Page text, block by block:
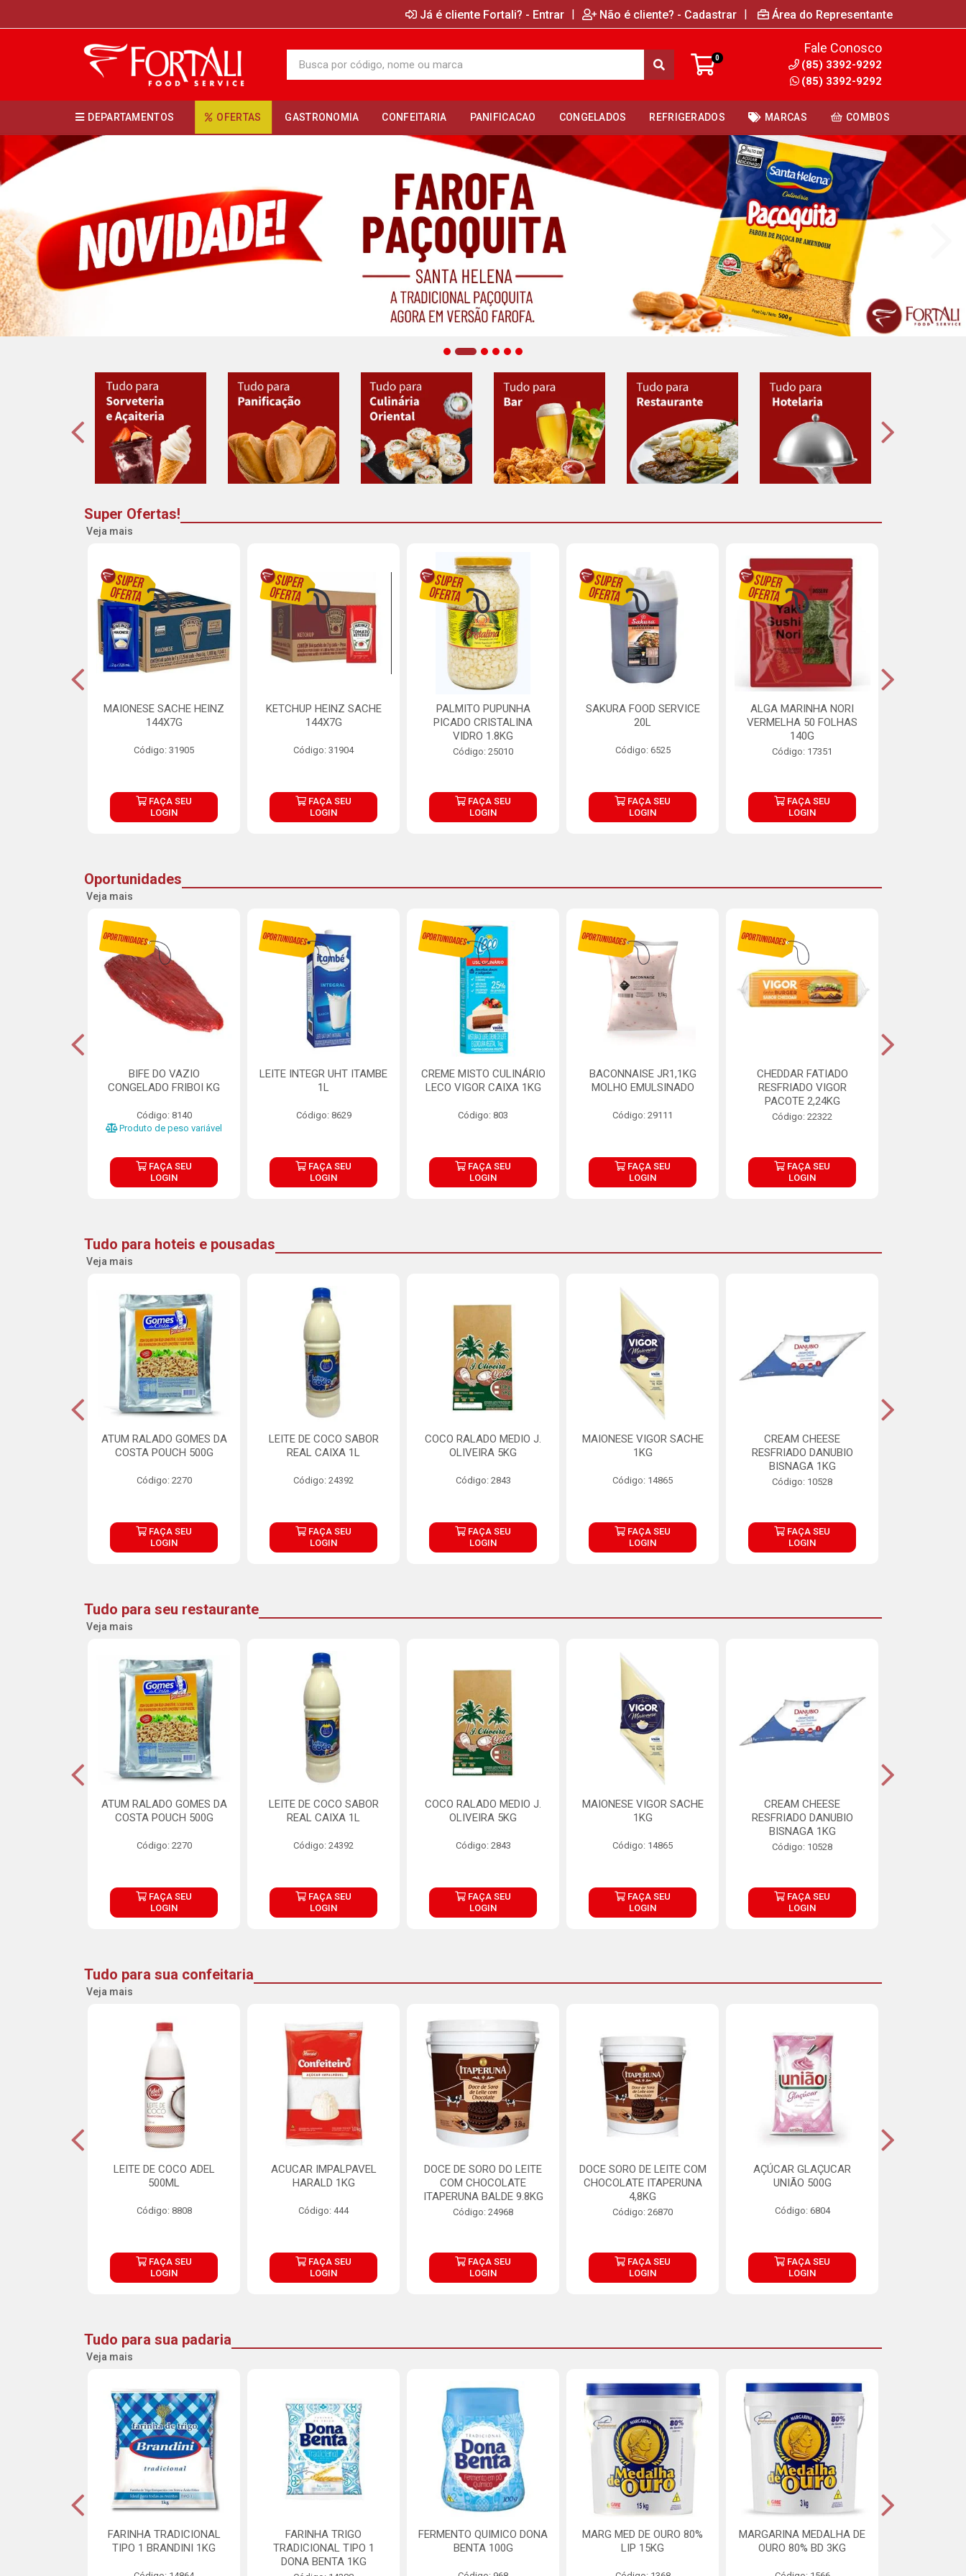
Já é cliente Fortali? - Entrar | Não é cliente? - Cadastrar | Área do Representante
0
Fale Conosco
(85) 3392-9292
(85) 3392-9292
DEPARTAMENTOS OFERTAS GASTRONOMIA CONFEITARIA PANIFICACAO CONGELADOS REFRIGERADOS MARCAS COMBOS
Super Ofertas!
Veja mais
MAIONESE SACHE HEINZ
144X7G
Código: 31905
FAÇA SEU
LOGIN
KETCHUP HEINZ SACHE
144X7G
Código: 31904
FAÇA SEU
LOGIN
PALMITO PUPUNHA
PICADO CRISTALINA
VIDRO 1.8KG
Código: 25010
FAÇA SEU
LOGIN
SAKURA FOOD SERVICE
20L
Código: 6525
FAÇA SEU
LOGIN
ALGA MARINHA NORI
VERMELHA 50 FOLHAS
140G
Código: 17351
FAÇA SEU
LOGIN
Oportunidades
Veja mais
BIFE DO VAZIO
CONGELADO FRIBOI KG
Código: 8140
Produto de peso variável
FAÇA SEU
LOGIN
LEITE INTEGR UHT ITAMBE
1L
Código: 8629
FAÇA SEU
LOGIN
CREME MISTO CULINÁRIO
LECO VIGOR CAIXA 1KG
Código: 803
FAÇA SEU
LOGIN
BACONNAISE JR1,1KG
MOLHO EMULSINADO
Código: 29111
FAÇA SEU
LOGIN
CHEDDAR FATIADO
RESFRIADO VIGOR
PACOTE 2,24KG
Código: 22322
FAÇA SEU
LOGIN
Tudo para hoteis e pousadas
Veja mais
ATUM RALADO GOMES DA
COSTA POUCH 500G
Código: 2270
FAÇA SEU
LOGIN
LEITE DE COCO SABOR
REAL CAIXA 1L
Código: 24392
FAÇA SEU
LOGIN
COCO RALADO MEDIO J.
OLIVEIRA 5KG
Código: 2843
FAÇA SEU
LOGIN
MAIONESE VIGOR SACHE
1KG
Código: 14865
FAÇA SEU
LOGIN
CREAM CHEESE
RESFRIADO DANUBIO
BISNAGA 1KG
Código: 10528
FAÇA SEU
LOGIN
Tudo para seu restaurante
Veja mais
ATUM RALADO GOMES DA
COSTA POUCH 500G
Código: 2270
FAÇA SEU
LOGIN
LEITE DE COCO SABOR
REAL CAIXA 1L
Código: 24392
FAÇA SEU
LOGIN
COCO RALADO MEDIO J.
OLIVEIRA 5KG
Código: 2843
FAÇA SEU
LOGIN
MAIONESE VIGOR SACHE
1KG
Código: 14865
FAÇA SEU
LOGIN
CREAM CHEESE
RESFRIADO DANUBIO
BISNAGA 1KG
Código: 10528
FAÇA SEU
LOGIN
Tudo para sua confeitaria
Veja mais
LEITE DE COCO ADEL
500ML
Código: 8808
FAÇA SEU
LOGIN
ACUCAR IMPALPAVEL
HARALD 1KG
Código: 444
FAÇA SEU
LOGIN
DOCE DE SORO DO LEITE
COM CHOCOLATE
ITAPERUNA BALDE 9.8KG
Código: 24968
FAÇA SEU
LOGIN
DOCE SORO DE LEITE COM
CHOCOLATE ITAPERUNA
4,8KG
Código: 26870
FAÇA SEU
LOGIN
AÇÚCAR GLAÇUCAR
UNIÃO 500G
Código: 6804
FAÇA SEU
LOGIN
Tudo para sua padaria
Veja mais
FARINHA TRADICIONAL
TIPO 1 BRANDINI 1KG
FARINHA TRIGO
TRADICIONAL TIPO 1
DONA BENTA 1KG
FERMENTO QUIMICO DONA
BENTA 100G
MARG MED DE OURO 80%
LIP 15KG
MARGARINA MEDALHA DE
OURO 80% BD 3KG